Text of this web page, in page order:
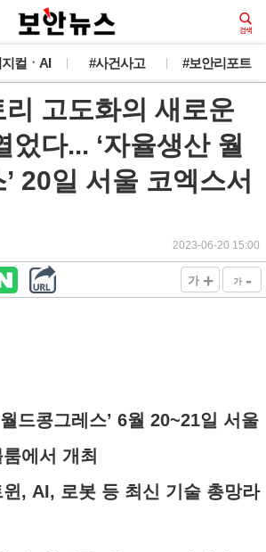
컬ㆍAI #사건사고 #보안리포트
고도화의 새로운
었다... ‘자율생산 월
20일 서울 코엑스서
2023-06-20 15:00
가 + 가 -
드콩그레스’ 6월 20~21일 서울
에서 개최
, AI, 로봇 등 최신 기술 총망라